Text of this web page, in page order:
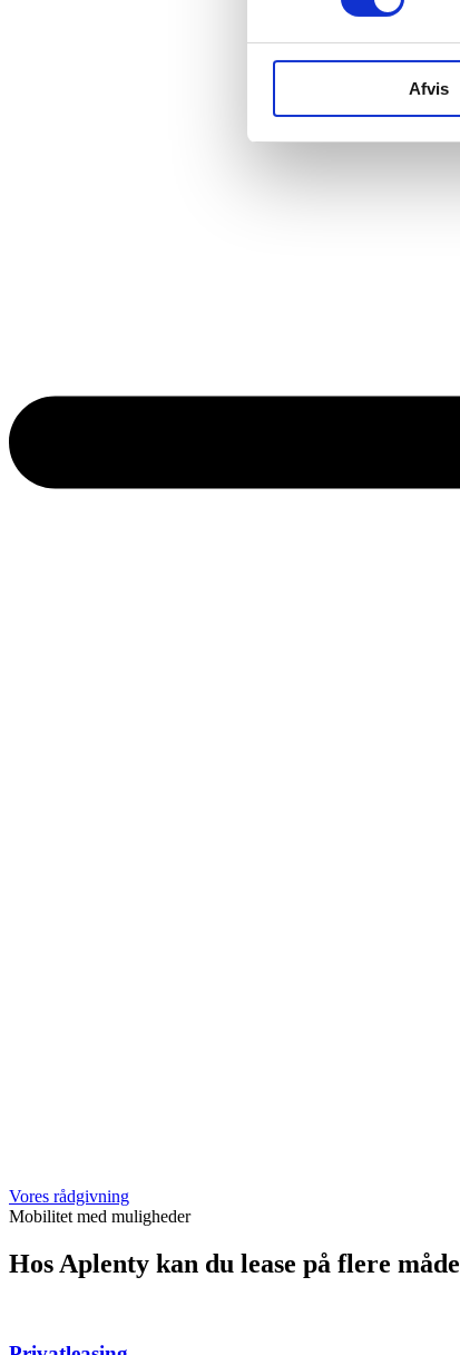
Afvis
Vores rådgivning
Mobilitet med muligheder
Hos Aplenty kan du lease på flere